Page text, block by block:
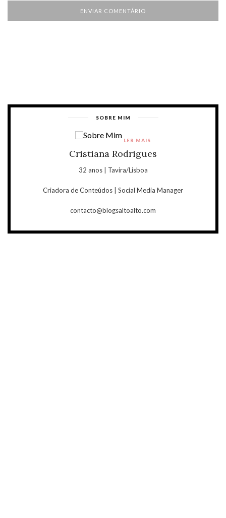
SOBRE MIM
Cristiana Rodrigues
32 anos | Tavira/Lisboa
Criadora de Conteúdos | Social Media Manager
contacto@blogsaltoalto.com
LER MAIS